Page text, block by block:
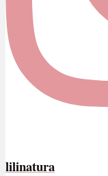
lilinatura